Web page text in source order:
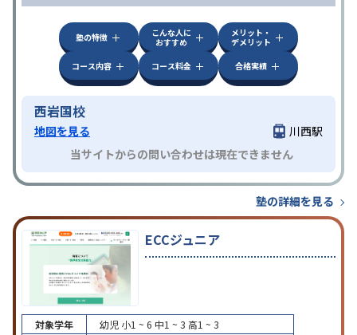
塾の特徴
こんな人に
おすすめ
メリット・
デメリット
コース内容
コース料金 合格実績
西岩国校
地図を見る
川西駅
当サイトからの問い合わせは現在できません
塾の詳細を見る
ECCジュニア
対象学年 幼児 小1 ~ 6 中1 ~ 3 高1 ~ 3